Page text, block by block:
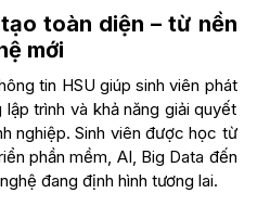
toàn diện – từ nền
mới
tin HSU giúp sinh viên phát
trình và khả năng giải quyết
nghiệp. Sinh viên được học từ
phần mềm, AI, Big Data đến
đang định hình tương lai.